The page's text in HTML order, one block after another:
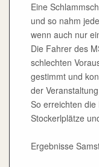
Eine
und so nahm
wenn auch nur
Die Fahrer des
schlechten
gestimmt und
der
So erreichten
Stockerlplätze
Ergebnisse